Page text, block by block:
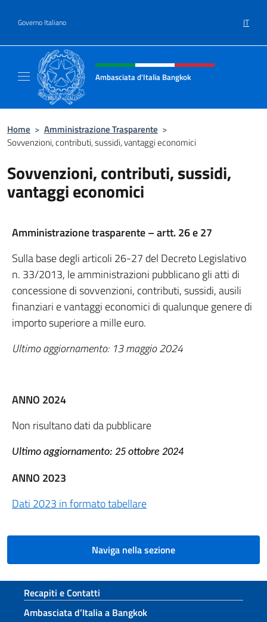
Governo Italiano IT
Intestazione sito, social e menù
Ambasciata d'Italia Bangkok
Home > Amministrazione Trasparente >
Sovvenzioni, contributi, sussidi, vantaggi economici
Sovvenzioni, contributi, sussidi,
vantaggi economici
Amministrazione trasparente – artt. 26 e 27
Sulla base degli articoli 26-27 del Decreto Legislativo
n. 33/2013, le amministrazioni pubblicano gli atti di
concessione di sovvenzioni, contributi, sussidi, ausili
finanziari e vantaggi economici di qualunque genere di
importo superiore a mille euro.
Ultimo aggiornamento: 13 maggio 2024
ANNO 2024
Non risultano dati da pubblicare
Ultimo aggiornamento: 25 ottobre 2024
ANNO 2023
Dati 2023 in formato tabellare
Naviga nella sezione
Sezione footer
Recapiti e Contatti
Ambasciata d’Italia a Bangkok